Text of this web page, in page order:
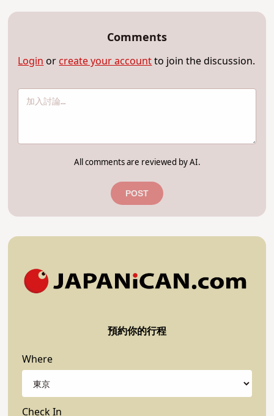
Comments
Login or create your accountto join the discussion.
All comments are reviewed by AI.
POST
預約你的行程
Where
Check In